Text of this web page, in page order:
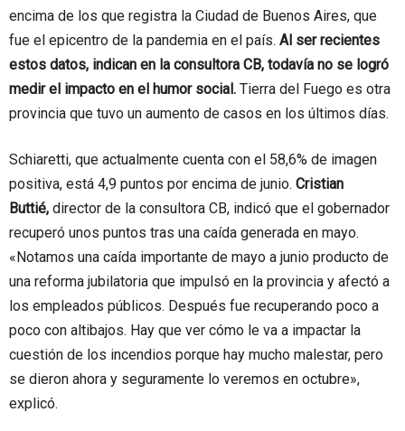
encima de los que registra la Ciudad de Buenos Aires, que
fue el epicentro de la pandemia en el país. Al ser recientes
estos datos, indican en la consultora CB, todavía no se logró
medir el impacto en el humor social. Tierra del Fuego es otra
provincia que tuvo un aumento de casos en los últimos días.
Schiaretti, que actualmente cuenta con el 58,6% de imagen
positiva, está 4,9 puntos por encima de junio. Cristian
Buttié, director de la consultora CB, indicó que el gobernador
recuperó unos puntos tras una caída generada en mayo.
«Notamos una caída importante de mayo a junio producto de
una reforma jubilatoria que impulsó en la provincia y afectó a
los empleados públicos. Después fue recuperando poco a
poco con altibajos. Hay que ver cómo le va a impactar la
cuestión de los incendios porque hay mucho malestar, pero
se dieron ahora y seguramente lo veremos en octubre»,
explicó.